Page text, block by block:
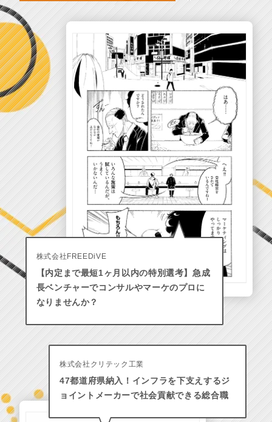
株式会社FREEDiVE
【内定まで最短1ヶ月以内の特別選考】急成
長ベンチャーでコンサルやマーケのプロに
なりませんか？
株式会社クリテック工業
47都道府県納入！インフラを下支えするジ
ョイントメーカーで社会貢献できる総合職